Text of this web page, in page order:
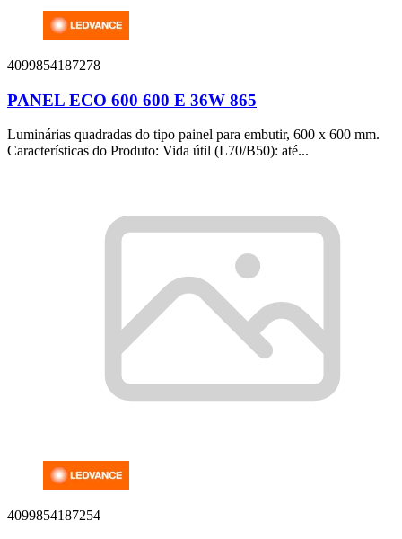
4099854187278
PANEL ECO 600 600 E 36W 865
Luminárias quadradas do tipo painel para embutir, 600 x 600 mm.
Características do Produto: Vida útil (L70/B50): até...
4099854187254